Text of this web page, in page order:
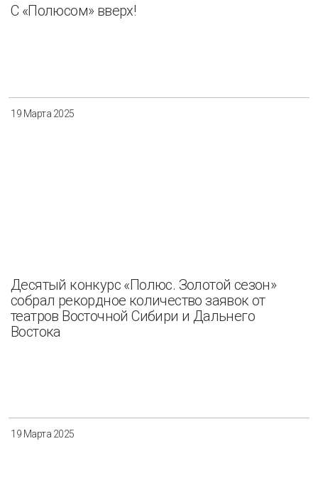
C «Полюсом» вверх!
19 Марта 2025
Десятый конкурс «Полюс. Золотой сезон»
собрал рекордное количество заявок от
театров Восточной Сибири и Дальнего
Востока
19 Марта 2025